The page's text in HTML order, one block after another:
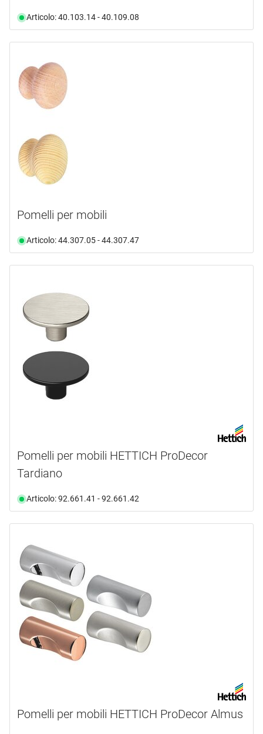
Articolo: 40.103.14 - 40.109.08
Pomelli per mobili
Articolo: 44.307.05 - 44.307.47
Pomelli per mobili HETTICH ProDecor
Tardiano
Articolo: 92.661.41 - 92.661.42
Pomelli per mobili HETTICH ProDecor Almus